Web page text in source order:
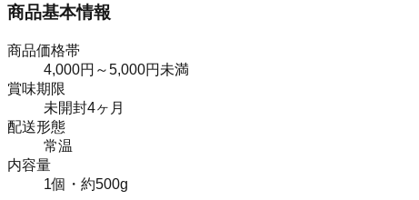
商品基本情報
商品価格帯
4,000円～5,000円未満
賞味期限
未開封4ヶ月
配送形態
常温
内容量
1個・約500g